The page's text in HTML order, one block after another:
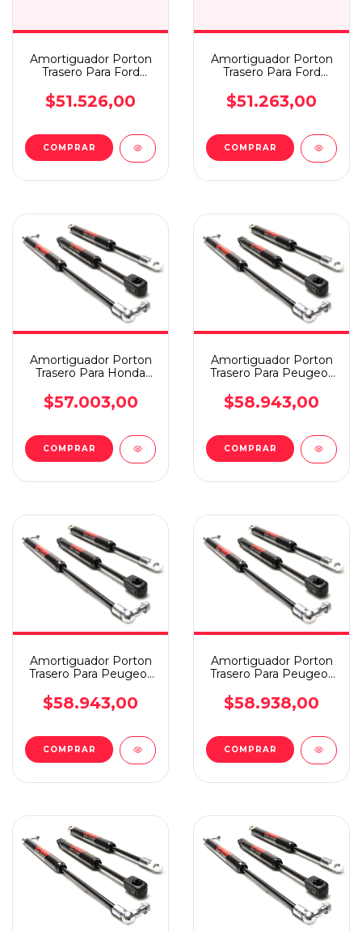
Amortiguador Porton
Trasero Para Ford
$51.526,00
COMPRAR
Amortiguador Porton
Trasero Para Ford
$51.263,00
COMPRAR
Amortiguador Porton
Trasero Para Honda
$57.003,00
COMPRAR
Amortiguador Porton
Trasero Para Peugeot
$58.943,00
COMPRAR
Amortiguador Porton
Trasero Para Peugeot
$58.943,00
COMPRAR
Amortiguador Porton
Trasero Para Peugeot
$58.938,00
COMPRAR